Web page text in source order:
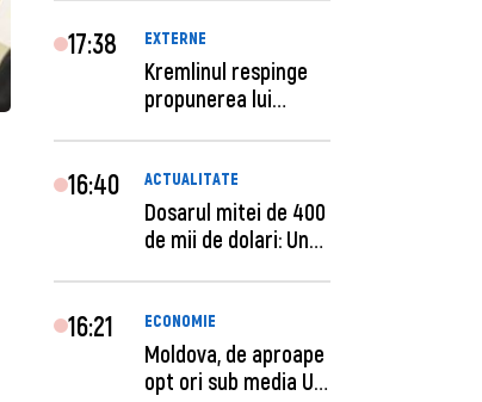
17:38 EXTERNE
Kremlinul respinge
propunerea lui
16:40 ACTUALITATE
Dosarul mitei de 400
de mii de dolari: Un
16:21 ECONOMIE
Moldova, de aproape
opt ori sub media UE